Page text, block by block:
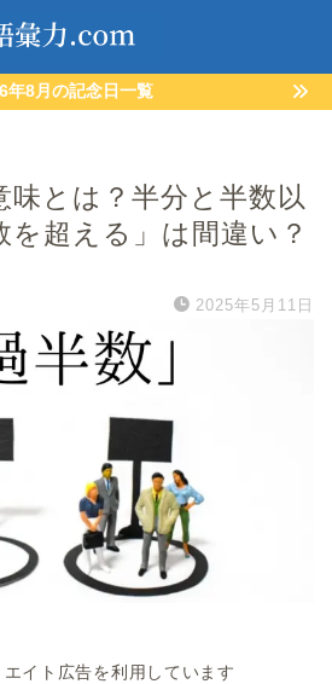
年8月の記念日一覧
味とは？半分と半数以
を超える」は間違い？
2025年5月11日
イト広告を利用しています